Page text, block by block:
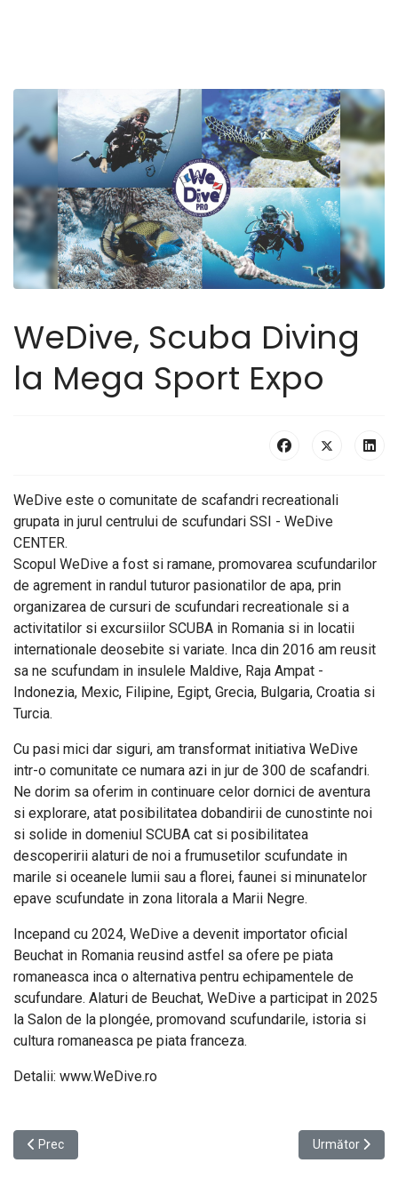
WeDive, Scuba Diving
la Mega Sport Expo
WeDive este o comunitate de scafandri recreationali
grupata in jurul centrului de scufundari SSI - WeDive
CENTER.
Scopul WeDive a fost si ramane, promovarea scufundarilor
de agrement in randul tuturor pasionatilor de apa, prin
organizarea de cursuri de scufundari recreationale si a
activitatilor si excursiilor SCUBA in Romania si in locatii
internationale deosebite si variate. Inca din 2016 am reusit
sa ne scufundam in insulele Maldive, Raja Ampat -
Indonezia, Mexic, Filipine, Egipt, Grecia, Bulgaria, Croatia si
Turcia.
Cu pasi mici dar siguri, am transformat initiativa WeDive
intr-o comunitate ce numara azi in jur de 300 de scafandri.
Ne dorim sa oferim in continuare celor dornici de aventura
si explorare, atat posibilitatea dobandirii de cunostinte noi
si solide in domeniul SCUBA cat si posibilitatea
descoperirii alaturi de noi a frumusetilor scufundate in
marile si oceanele lumii sau a florei, faunei si minunatelor
epave scufundate in zona litorala a Marii Negre.
Incepand cu 2024, WeDive a devenit importator oficial
Beuchat in Romania reusind astfel sa ofere pe piata
romaneasca inca o alternativa pentru echipamentele de
scufundare. Alaturi de Beuchat, WeDive a participat in 2025
la Salon de la plongée, promovand scufundarile, istoria si
cultura romaneasca pe piata franceza.
Detalii: www.WeDive.ro
Articol precedent: Seanergya Yachting aduce aventura
Prec Articolul
Următor